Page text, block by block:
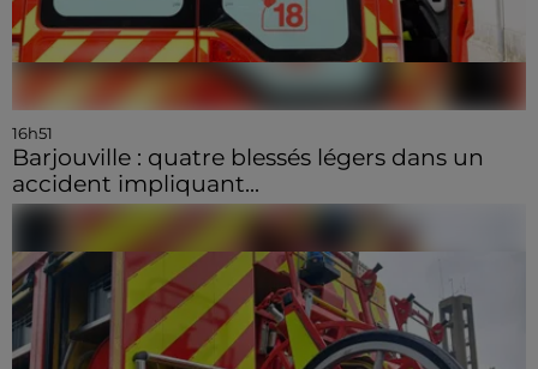
16h51
Barjouville : quatre blessés légers dans un
accident impliquant...